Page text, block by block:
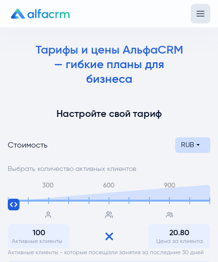
Тарифы и цены АльфаCRM
— гибкие планы для
бизнеса
Настройте свой тариф
Стоимость RUB
Выбрать количество активных клиентов
300 600 900
100
Активные клиенты
20.80
Цена за клиента
Активные клиенты - которые посещали занятия за последние 30 дней